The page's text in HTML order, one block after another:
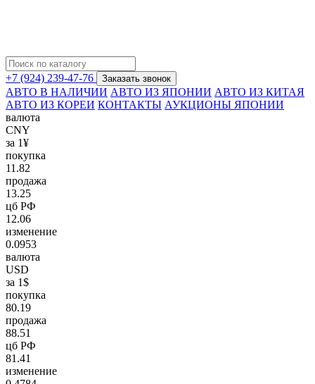
+7 (924) 239-47-76 Заказать звонок
АВТО В НАЛИЧИИ АВТО ИЗ ЯПОНИИ АВТО ИЗ КИТАЯ
АВТО ИЗ КОРЕИ КОНТАКТЫ АУКЦИОНЫ ЯПОНИИ
валюта
CNY
за 1¥
покупка
11.82
продажа
13.25
цб РФ
12.06
изменение
0.0953
валюта
USD
за 1$
покупка
80.19
продажа
88.51
цб РФ
81.41
изменение